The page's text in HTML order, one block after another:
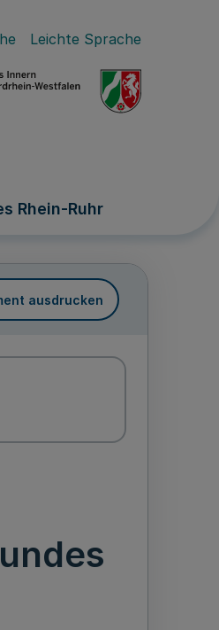
Leichte Sprache
Rhein-Ruhr
ausdrucken